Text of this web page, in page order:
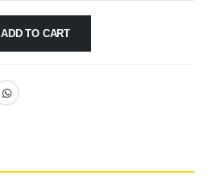
ADD TO CART